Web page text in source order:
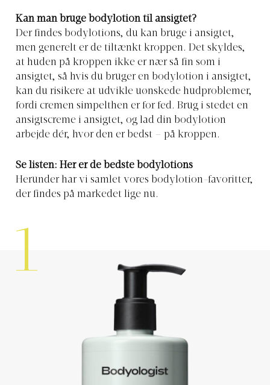
Kan man bruge bodylotion til ansigtet?
Der findes bodylotions, du kan bruge i ansigtet,
men generelt er de tiltænkt kroppen. Det skyldes,
at huden på kroppen ikke er nær så fin som i
ansigtet, så hvis du bruger en bodylotion i ansigtet,
kan du risikere at udvikle uønskede hudproblemer,
fordi cremen simpelthen er for fed. Brug i stedet en
ansigtscreme i ansigtet, og lad din bodylotion
arbejde dér, hvor den er bedst – på kroppen.
Se listen: Her er de bedste bodylotions
Herunder har vi samlet vores bodylotion-favoritter,
der findes på markedet lige nu.
1